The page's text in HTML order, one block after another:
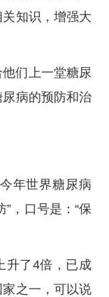
知识，增强大
们上一堂糖尿
病的预防和治
年世界糖尿病
”，口号是：“保
升了4倍，已成
之一，可以说